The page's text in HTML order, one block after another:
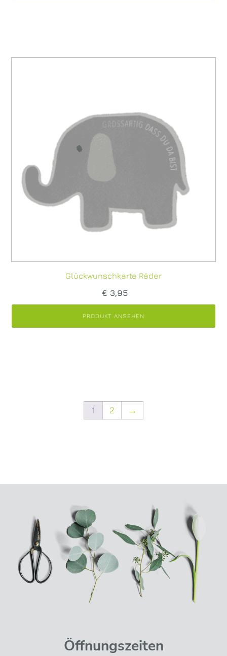
Glückwunschkarte Räder
€ 3,95
PRODUKT ANSEHEN
1 2 →
Öffnungszeiten